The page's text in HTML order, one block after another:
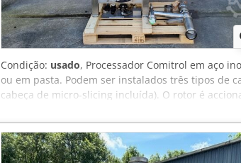
Condição: usado, Processador Comitrol em aço
ou em pasta. Podem ser instalados três tipos de
cabeça de micro-slicing incluída). O rotor é
de poeiras, fumos e líquidos. Quadro eléctrico e
largura x 1800 mm de altura, peso aprox. 500 kg.